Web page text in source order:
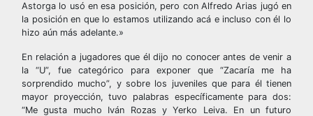
Astorga lo usó en esa posición, pero con Alfredo Arias jugó en
la posición en que lo estamos utilizando acá e incluso con él lo
hizo aún más adelante.»
En relación a jugadores que él dijo no conocer antes de venir a
la “U”, fue categórico para exponer que “Zacaría me ha
sorprendido mucho”, y sobre los juveniles que para él tienen
mayor proyección, tuvo palabras específicamente para dos:
“Me gusta mucho Iván Rozas y Yerko Leiva. En un futuro